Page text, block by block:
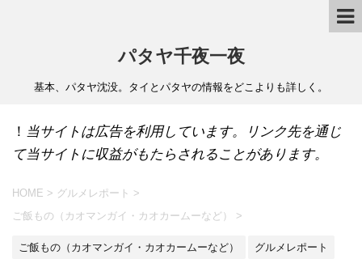
パタヤ千夜一夜
基本、パタヤ沈没。タイとパタヤの情報をどこよりも詳しく。
！ 当サイトは広告を利用しています。リンク先を通じ
て当サイトに収益がもたらされることがあります。
HOME > グルメレポート >
ご飯もの（カオマンガイ・カオカームーなど）
>
ご飯もの（カオマンガイ・カオカームーなど） グルメレポート